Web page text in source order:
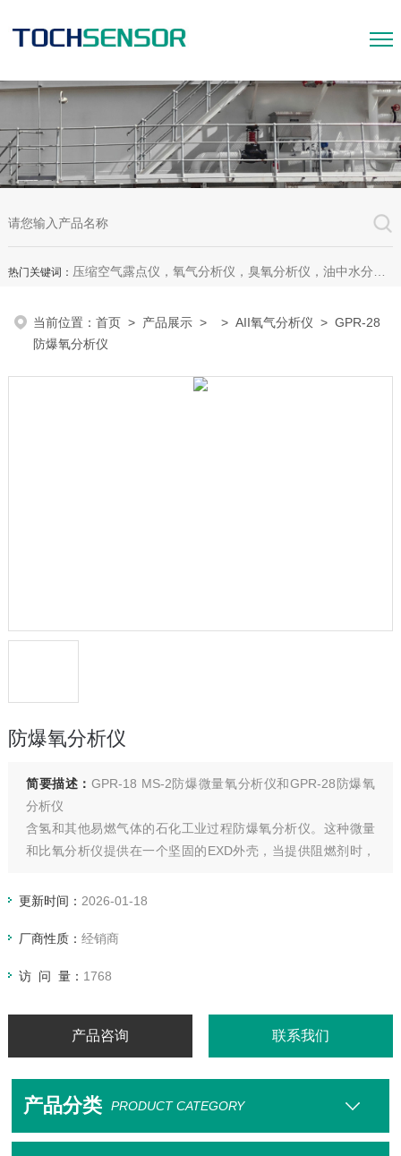
热门关键词： 压缩空气露点仪，氧气分析仪，臭氧分析仪，油中水分析仪，超声波测漏仪。
当前位置：首页 > 产品展示 > >AII氧气分析仪 > GPR-28
防爆氧分析仪
防爆氧分析仪
简要描述：GPR-18 MS-2防爆微量氧分析仪和GPR-28防爆氧
分析仪
含氢和其他易燃气体的石化工业过程防爆氧分析仪。这种微量
和比氧分析仪提供在一个坚固的EXD外壳，当提供阻燃剂时，
感性允许测量氧气从低到0-1 ppm到0-25%O2。
更新时间： 2026-01-18
厂商性质： 经销商
访 问 量： 1768
产品咨询 联系我们
产品分类 PRODUCT CATEGORY